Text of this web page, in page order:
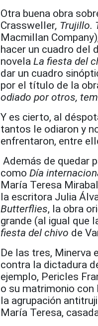
Otra buena obra
Crassweller, Trujillo.
Macmillan
hacer un cuadro del
novela La fiesta del
dar un cuadro
por el título de la
odiado por otros,
Y es cierto, al
tantos le odiaron y
enfrentaron, entre
Además de quedar
como Día
María Teresa
la escritora Julia
Butterflies, la obra
grande (al igual que
fiesta del chivo de
De las tres, Minerva
contra la dictadura
ejemplo, Pericles
o su matrimonio
la agrupación
María Teresa,